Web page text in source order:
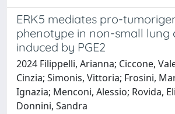
ERK5 mediates pro-
phenotype in non-small lung
induced by PGE2
2024 Filippelli, Arianna; Ciccone,
Cinzia; Simonis, Vittoria; Frosini,
Ignazia; Menconi, Alessio; Rovida,
Donnini, Sandra